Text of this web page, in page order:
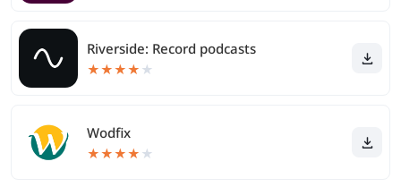
Riverside: Record podcasts
★★★★ ★
Wodfix
★★★★ ★